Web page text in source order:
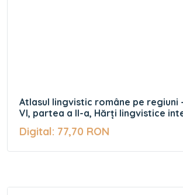
Atlasul lingvistic române pe regiuni
VI, partea a II-a, Hărți lingvistice
Digital: 77,70 RON